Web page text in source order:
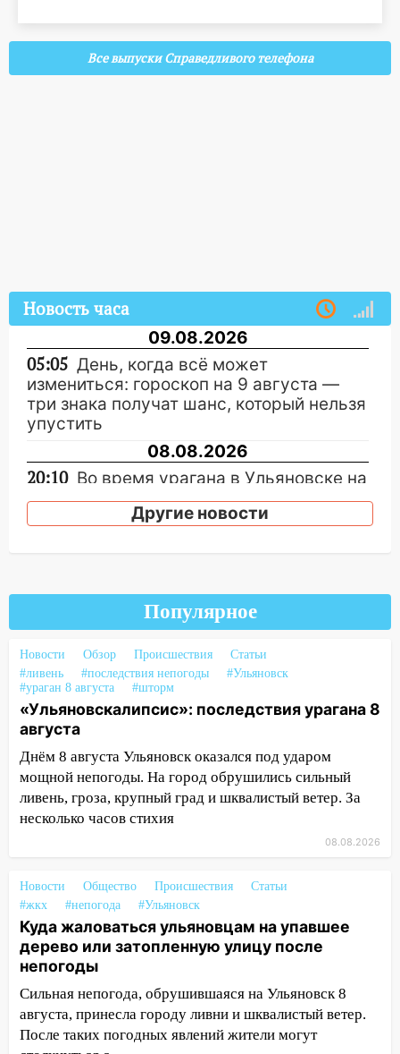
Все выпуски Справедливого телефона
Новость часа
09.08.2026
05:05 День, когда всё может
измениться: гороскоп на 9 августа —
три знака получат шанс, который нельзя
упустить
08.08.2026
20:10 Во время урагана в Ульяновске на
Волге перевернулась лодка
19:55 В Ульяновске упавшее дерево
ремонтируют девять мостов: один уже
готов, ещё два — почти завершены
17:00
«Ульяновскалипсис»: последствия
урагана 8 августа
16:38 Прогноз погоды в Ульяновской
области на 9 августа
16:34 Из-за мощной непогоды в
Ульяновске отменили фестиваль «Наше
время»
Мелекесский район первым в
15:17 В колледжи и техникумы
Ульяновской области подали более 10
тысяч заявлений
15:04 Фоторепортаж с улиц Ульяновска
после шторма: поваленные деревья и
затопленные улицы
Другие новости
Популярное
Новости Обзор Происшествия
Статьи
#ливень
#последствия непогоды
#Ульяновск
#ураган 8 августа
#шторм
«Ульяновскалипсис»: последствия урагана 8
августа
Днём 8 августа Ульяновск оказался под ударом
мощной непогоды. На город обрушились сильный
ливень, гроза, крупный град и шквалистый ветер. За
несколько часов стихия
08.08.2026
Новости Общество Происшествия
Статьи
#жкх
#непогода #Ульяновск
Куда жаловаться ульяновцам на упавшее
дерево или затопленную улицу после
непогоды
Сильная непогода, обрушившаяся на Ульяновск 8
августа, принесла городу ливни и шквалистый ветер.
После таких погодных явлений жители могут